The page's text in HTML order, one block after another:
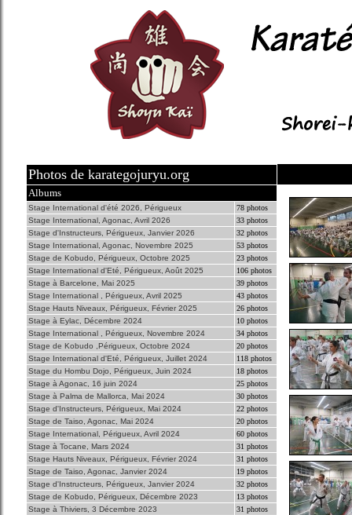
Photos de karategojuryu.org
Albums
Stage International d'été 2026, Périgueux
78 photos
Stage International, Agonac, Avril 2026
33 photos
Stage d'Instructeurs, Périgueux, Janvier 2026
32 photos
Stage International, Agonac, Novembre 2025
53 photos
Stage de Kobudo, Périgueux, Octobre 2025
23 photos
Stage International d'Eté, Périgueux, Août 2025
106 photos
Stage à Barcelone, Mai 2025
39 photos
Stage International , Périgueux, Avril 2025
43 photos
Stage Hauts Niveaux, Périgueux, Février 2025
26 photos
Stage à Eylac, Décembre 2024
10 photos
Stage International , Périgueux, Novembre 2024
34 photos
Stage de Kobudo ,Périgueux, Octobre 2024
20 photos
Stage International d'Eté, Périgueux, Juillet 2024
118 photos
Stage du Hombu Dojo, Périgueux, Juin 2024
18 photos
Stage à Agonac, 16 juin 2024
25 photos
Stage à Palma de Mallorca, Mai 2024
30 photos
Stage d'Instructeurs, Périgueux, Mai 2024
22 photos
Stage de Taiso, Agonac, Mai 2024
20 photos
Stage International, Périgueux, Avril 2024
60 photos
Stage à Tocane, Mars 2024
31 photos
Stage Hauts Niveaux, Périgueux, Février 2024
31 photos
Stage de Taiso, Agonac, Janvier 2024
19 photos
Stage d'Instructeurs, Périgueux, Janvier 2024
32 photos
Stage de Kobudo, Périgueux, Décembre 2023
13 photos
Stage à Thiviers, 3 Décembre 2023
31 photos